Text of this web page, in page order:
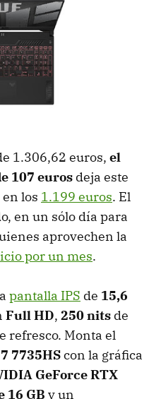
1.306,62 euros, el
107 euros deja este
en los 1.199 euros. El
en un sólo día para
aprovechen la
por un mes.
pantalla IPS de 15,6
Full HD, 250 nits de
refresco. Monta el
7735HScon la gráfica
GeForce RTX
16 GB y un